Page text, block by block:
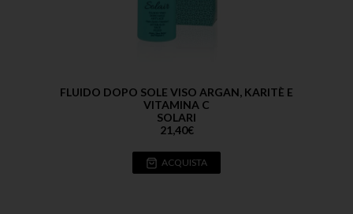
FLUIDO DOPO SOLE VISO ARGAN, KARITÈ E
VITAMINA C
SOLARI
21,40€
ACQUISTA